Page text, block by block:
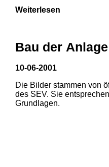
Weiterlesen
Bau der
10-06-2001
Die Bilder stammen von
des SEV. Sie
Grundlagen.